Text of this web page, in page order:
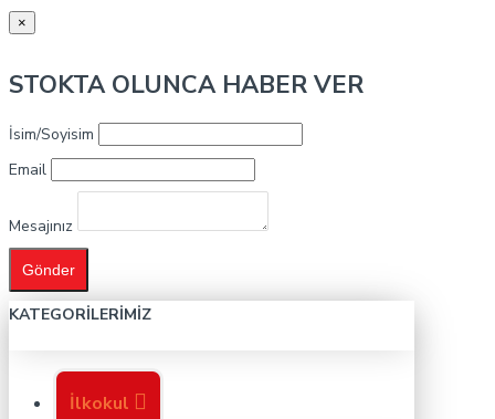
×
STOKTA OLUNCA HABER VER
İsim/Soyisim
Email
Mesajınız
Gönder
KATEGORILERIMIZ
İlkokul